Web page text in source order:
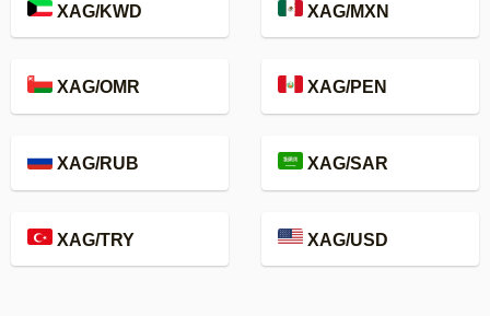
XAG/KWD XAG/MXN
XAG/OMR XAG/PEN
XAG/RUB XAG/SAR
XAG/TRY XAG/USD